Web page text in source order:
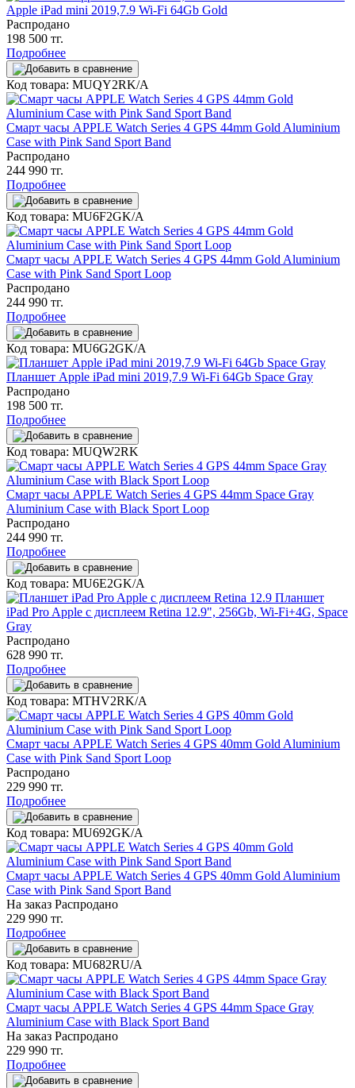
Apple iPad mini 2019,7.9 Wi-Fi 64Gb Gold
Распродано
198 500 тг.
Подробнее
Код товара: MUQY2RK/A
Смарт часы APPLE Watch Series 4 GPS 44mm Gold Aluminium
Case with Pink Sand Sport Band
Распродано
244 990 тг.
Подробнее
Код товара: MU6F2GK/A
Смарт часы APPLE Watch Series 4 GPS 44mm Gold Aluminium
Case with Pink Sand Sport Loop
Распродано
244 990 тг.
Подробнее
Код товара: MU6G2GK/A
Планшет Apple iPad mini 2019,7.9 Wi-Fi 64Gb Space Gray
Распродано
198 500 тг.
Подробнее
Код товара: MUQW2RK
Смарт часы APPLE Watch Series 4 GPS 44mm Space Gray
Aluminium Case with Black Sport Loop
Распродано
244 990 тг.
Подробнее
Код товара: MU6E2GK/A
Планшет
iPad Pro Apple c дисплеем Retina 12.9", 256Gb, Wi-Fi+4G, Space
Gray
Распродано
628 990 тг.
Подробнее
Код товара: MTHV2RK/A
Смарт часы APPLE Watch Series 4 GPS 40mm Gold Aluminium
Case with Pink Sand Sport Loop
Распродано
229 990 тг.
Подробнее
Код товара: MU692GK/A
Смарт часы APPLE Watch Series 4 GPS 40mm Gold Aluminium
Case with Pink Sand Sport Band
На заказ Распродано
229 990 тг.
Подробнее
Код товара: MU682RU/A
Смарт часы APPLE Watch Series 4 GPS 44mm Space Gray
Aluminium Case with Black Sport Band
На заказ Распродано
229 990 тг.
Подробнее